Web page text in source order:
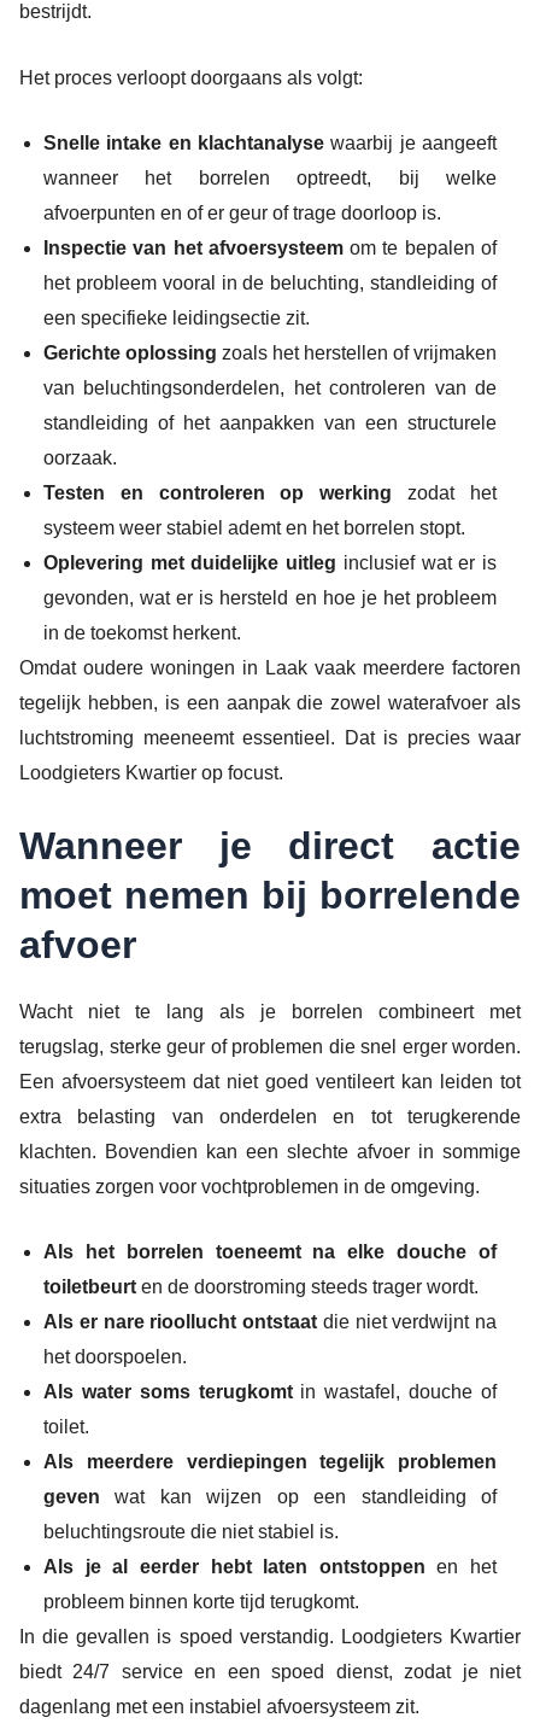
bestrijdt.
Het proces verloopt doorgaans als volgt:
Snelle intake en klachtanalyse waarbij je aangeeft
wanneer het borrelen optreedt, bij welke
afvoerpunten en of er geur of trage doorloop is.
Inspectie van het afvoersysteemom te bepalen of
het probleem vooral in de beluchting, standleiding of
een specifieke leidingsectie zit.
Gerichte oplossing zoals het herstellen of vrijmaken
van beluchtingsonderdelen, het controleren van de
standleiding of het aanpakken van een structurele
oorzaak.
Testen en controleren op werking zodat het
systeem weer stabiel ademt en het borrelen stopt.
Oplevering met duidelijke uitleg inclusief wat er is
gevonden, wat er is hersteld en hoe je het probleem
in de toekomst herkent.
Omdat oudere woningen in Laak vaak meerdere factoren
tegelijk hebben, is een aanpak die zowel waterafvoer als
luchtstroming meeneemt essentieel. Dat is precies waar
Loodgieters Kwartier op focust.
Wanneer je direct actie
moet nemen bij borrelende
afvoer
Wacht niet te lang als je borrelen combineert met
terugslag, sterke geur of problemen die snel erger worden.
Een afvoersysteem dat niet goed ventileert kan leiden tot
extra belasting van onderdelen en tot terugkerende
klachten. Bovendien kan een slechte afvoer in sommige
situaties zorgen voor vochtproblemen in de omgeving.
Als het borrelen toeneemt na elke douche of
toiletbeurt en de doorstroming steeds trager wordt.
Als er nare rioollucht ontstaat die niet verdwijnt na
het doorspoelen.
Als water soms terugkomtin wastafel, douche of
toilet.
Als meerdere verdiepingen tegelijk problemen
geven wat kan wijzen op een standleiding of
beluchtingsroute die niet stabiel is.
Als je al eerder hebt laten ontstoppen en het
probleem binnen korte tijd terugkomt.
In die gevallen is spoed verstandig. Loodgieters Kwartier
biedt 24/7 service en een spoed dienst, zodat je niet
dagenlang met een instabiel afvoersysteem zit.